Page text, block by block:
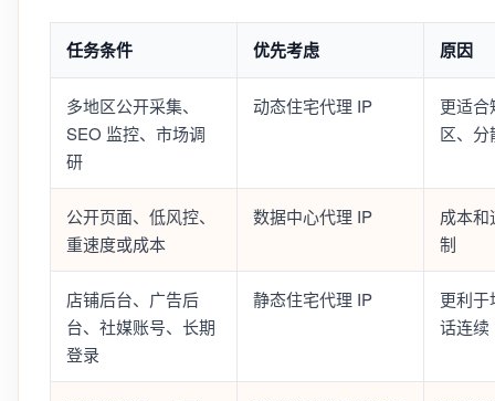
任务条件 优先考虑 原因
多地区公开采集、
SEO 监控、市场调
研
动态住宅代理 IP
更适合
区、分
公开页面、低风控、
重速度或成本
数据中心代理 IP
成本和
制
店铺后台、广告后
台、社媒账号、长期
登录
静态住宅代理 IP
更利于
话连续